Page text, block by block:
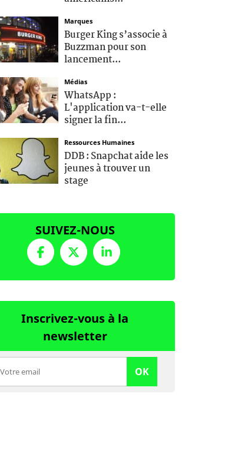
Marques
Burger King s’associe à
Buzzman pour son
lancement...
Médias
WhatsApp :
L'application va-t-elle
signer la fin...
Ressources Humaines
DDB : Snapchat aide les
jeunes à trouver un
stage
SUIVEZ-NOUS
Inscrivez-vous à la
newsletter
OK